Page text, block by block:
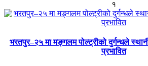
१
भरतपुर–२५ मा मङ्गलम पोल्ट्रीको दुर्गन्धले
प्रभावित